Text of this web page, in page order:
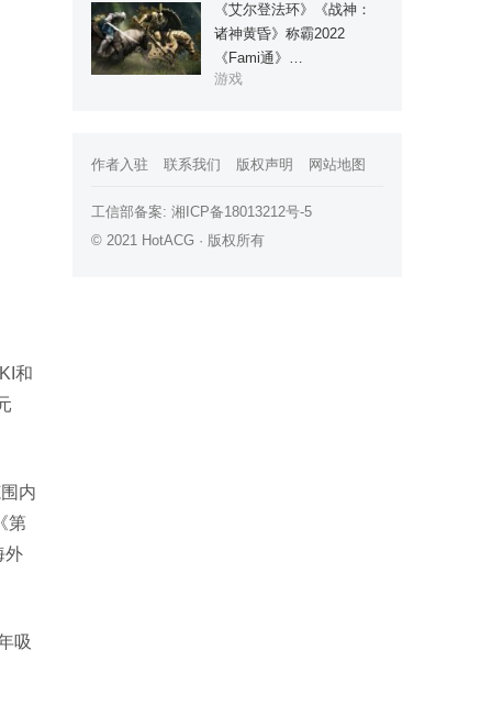
和
内
第
外
吸
《艾尔登法环》《战神：
诸神黄昏》称霸2022
《Fami通》…
游戏
作者入驻 联系我们 版权声明 网站地图
工信部备案: 湘ICP备18013212号-5
© 2021 HotACG · 版权所有